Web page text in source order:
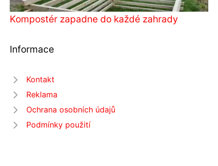
Kompostér zapadne do každé zahrady
Informace
Kontakt
Reklama
Ochrana osobních údajů
Podmínky použití